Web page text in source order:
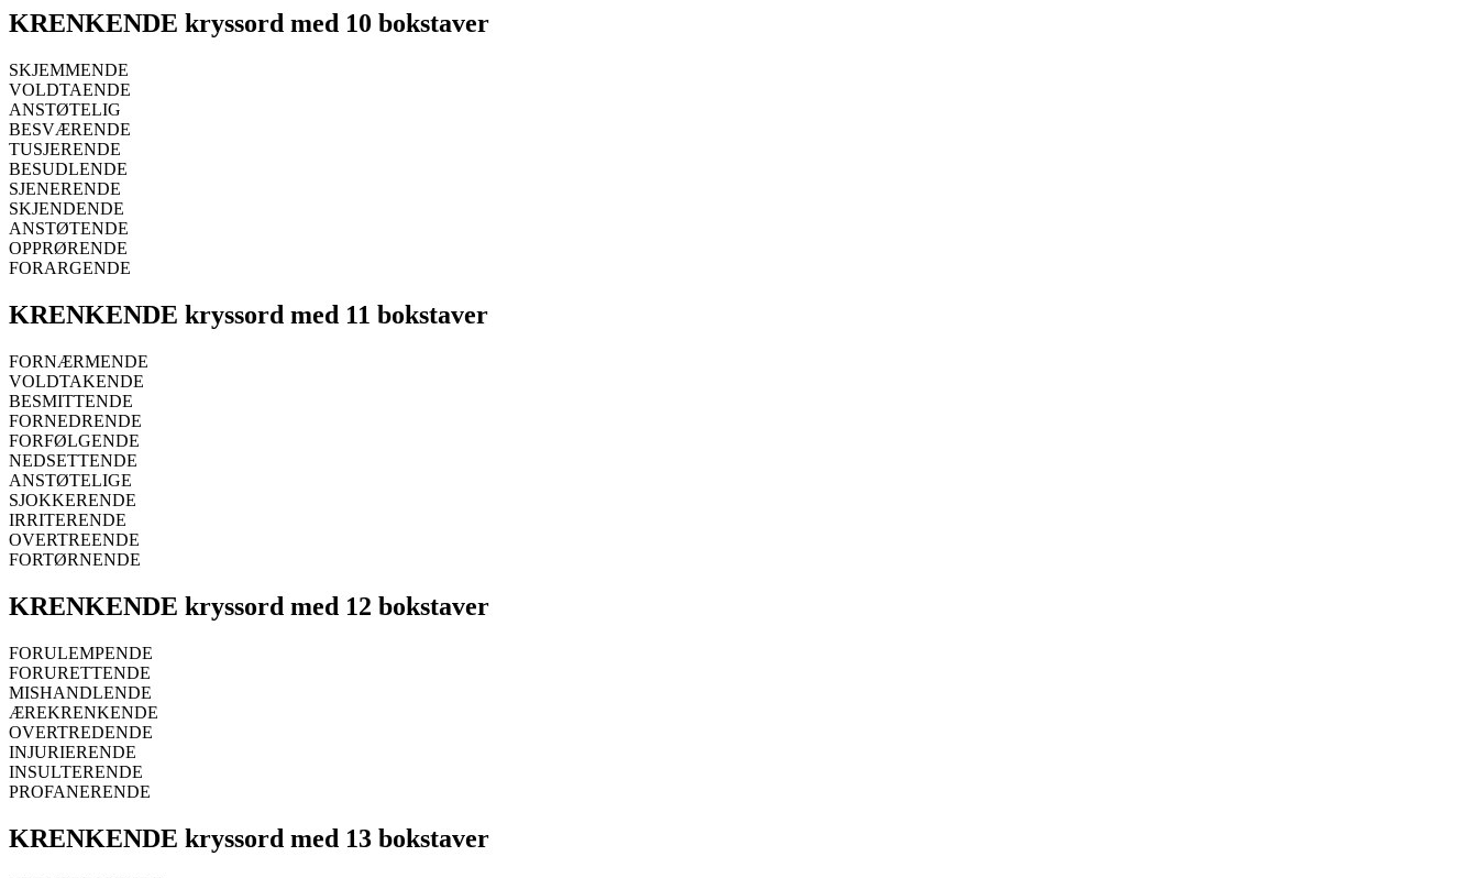
KRENKENDE kryssord med 10 bokstaver
SKJEMMENDE
VOLDTAENDE
ANSTØTELIG
BESVÆRENDE
TUSJERENDE
BESUDLENDE
SJENERENDE
SKJENDENDE
ANSTØTENDE
OPPRØRENDE
FORARGENDE
KRENKENDE kryssord med 11 bokstaver
FORNÆRMENDE
VOLDTAKENDE
BESMITTENDE
FORNEDRENDE
FORFØLGENDE
NEDSETTENDE
ANSTØTELIGE
SJOKKERENDE
IRRITERENDE
OVERTREENDE
FORTØRNENDE
KRENKENDE kryssord med 12 bokstaver
FORULEMPENDE
FORURETTENDE
MISHANDLENDE
ÆREKRENKENDE
OVERTREDENDE
INJURIERENDE
INSULTERENDE
PROFANERENDE
KRENKENDE kryssord med 13 bokstaver